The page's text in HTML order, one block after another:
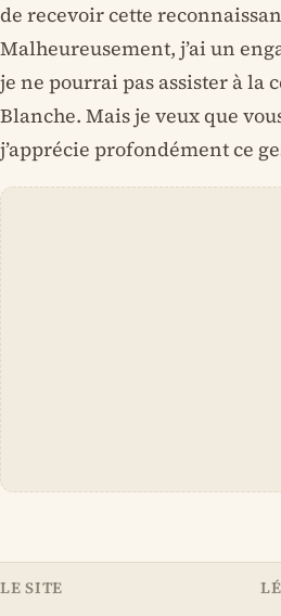
de recevoir cette
Malheureusement, j’ai un
je ne pourrai pas assister à la
Blanche. Mais je veux que
j’apprécie profondément ce
LE SITE